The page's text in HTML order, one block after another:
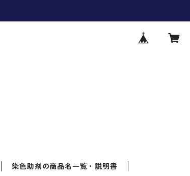
染色助剤の商品名一覧・説明書